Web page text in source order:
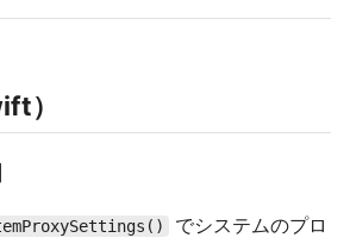
）
でシステムのプロ